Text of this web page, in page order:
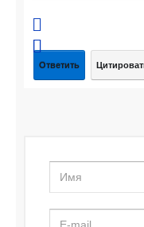
Ответить